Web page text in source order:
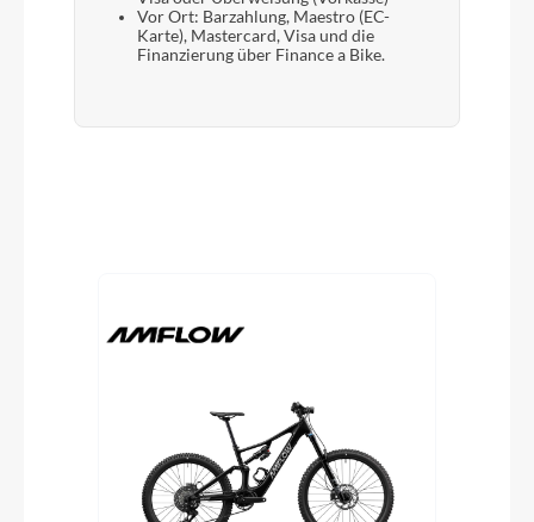
Vor Ort: Barzahlung, Maestro (EC-
Karte), Mastercard, Visa und die
Finanzierung über Finance a Bike.